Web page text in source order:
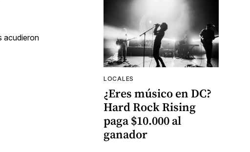
acudieron
LOCALES
¿Eres músico en DC?
Hard Rock Rising
paga $10.000 al
ganador